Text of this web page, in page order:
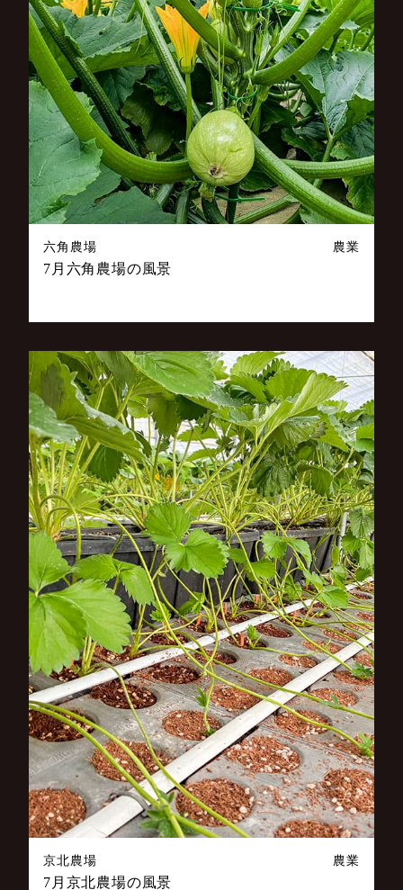
六角農場 農業
7月六角農場の風景
京北農場 農業
7月京北農場の風景